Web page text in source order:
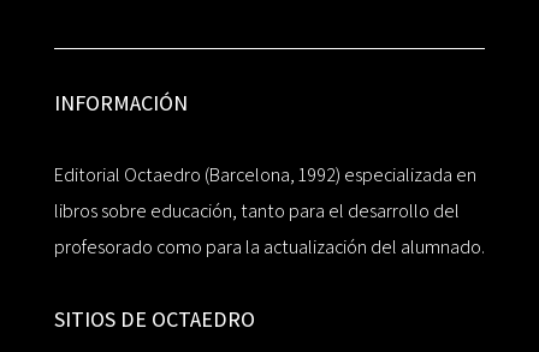
INFORMACIÓN
Editorial Octaedro (Barcelona, 1992) especializada en
libros sobre educación, tanto para el desarrollo del
profesorado como para la actualización del alumnado.
SITIOS DE OCTAEDRO